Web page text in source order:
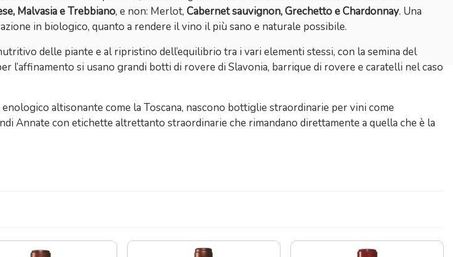
Malvasia e Trebbiano, e non: Merlot, Cabernet sauvignon, Grechetto e Chardonnay. Una
in biologico, quanto a rendere il vino il più sano e naturale possibile.
delle piante e al ripristino dell’equilibrio tra i vari elementi stessi, con la semina del
si usano grandi botti di rovere di Slavonia, barrique di rovere e caratelli nel caso
altisonante come la Toscana, nascono bottiglie straordinarie per vini come
Annate con etichette altrettanto straordinarie che rimandano direttamente a quella che è la